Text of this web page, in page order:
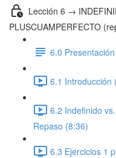
Lección 6 →
PLUSCUAMPERFECTO
6.0 Presentación
6.1 Introducción
6.2 Indefinido
Repaso (8:36)
6.3 Ejercicios 1